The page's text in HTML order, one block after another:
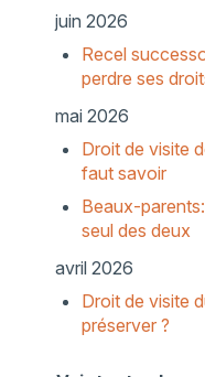
juin 2026
Recel
perdre ses
mai 2026
Droit de visite
faut savoir
Beaux-
seul des deux
avril 2026
Droit de visite
préserver ?